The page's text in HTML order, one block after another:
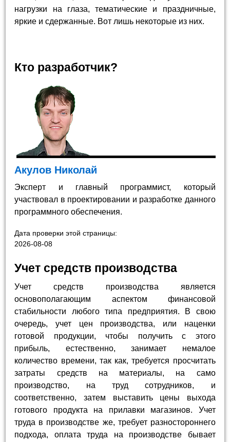
нагрузки на глаза, тематические и праздничные,
яркие и сдержанные. Вот лишь некоторые из них.
Кто разработчик?
Акулов Николай
Эксперт и главный программист, который
участвовал в проектировании и разработке данного
программного обеспечения.
Дата проверки этой страницы:
2026-08-08
Учет средств производства
Учет средств производства является
основополагающим аспектом финансовой
стабильности любого типа предприятия. В свою
очередь, учет цен производства, или наценки
готовой продукции, чтобы получить с этого
прибыль, естественно, занимает немалое
количество времени, так как, требуется просчитать
затраты средств на материалы, на само
производство, на труд сотрудников, и
соответственно, затем выставить цены выхода
готового продукта на прилавки магазинов. Учет
труда в производстве же, требует разностороннего
подхода, оплата труда на производстве бывает